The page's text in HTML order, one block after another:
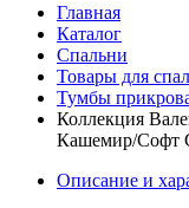
Главная
Каталог
Спальни
Товары для
Тумбы
Коллекция
Кашемир/Софт
Описание и